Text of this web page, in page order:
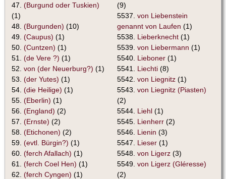
47. (Burgund oder Tuskien)
(1)
48. (Burgunden) (10)
49. (Caupus) (1)
50. (Cuntzen) (1)
51. (de Vere ?) (1)
52. von (der Neuerburg?) (1)
53. (der Yutes) (1)
54. (die Heilige) (1)
55. (Eberlin) (1)
56. (England) (2)
57. (Ernste) (2)
58. (Etichonen) (2)
59. (evtl. Bürgin?) (1)
60. (ferch Afallach) (1)
61. (ferch Coel Hen) (1)
62. (ferch Cyngen) (1)
(9)
5537. von Liebenstein
genannt von Laufen (1)
5538. Lieberknecht (1)
5539. von Liebermann (1)
5540. Lieboner (1)
5541. Liechti (8)
5542. von Liegnitz (1)
5543. von Liegnitz (Piasten)
(2)
5544. Liehl (1)
5545. Lienherr (2)
5546. Lienin (3)
5547. Lieser (1)
5548. von Ligerz (3)
5549. von Ligerz (Gléresse)
(2)